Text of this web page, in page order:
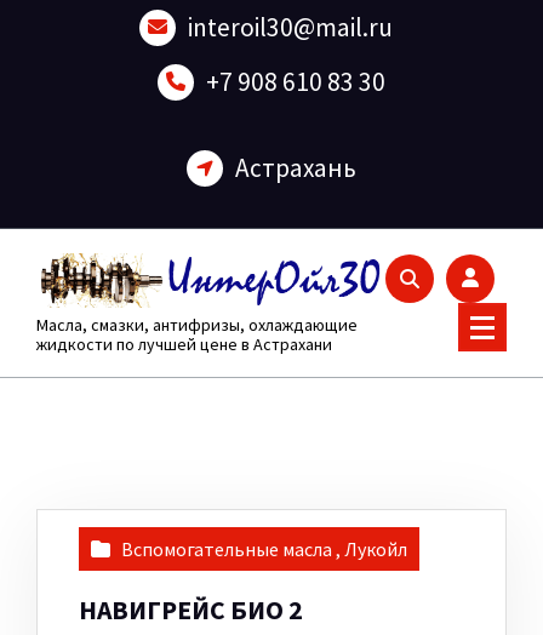
interoil30@mail.ru
+7 908 610 83 30
Астрахань
Масла, смазки, антифризы, охлаждающие
жидкости по лучшей цене в Астрахани
Вспомогательные масла , Лукойл
НАВИГРЕЙС БИО 2